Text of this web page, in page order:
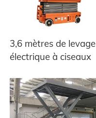
3,6 mètres de levage
électrique à ciseaux